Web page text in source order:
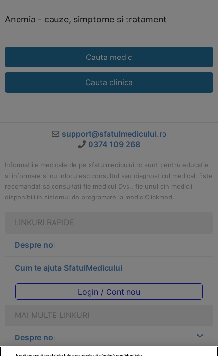
Anemia - cauze, simptome si tratament
Cauta medic
Cauta clinica
support@sfatulmedicului.ro
0374 109 268
Informatiile medicale de pe sfatulmedicului.ro sunt pentru educatie
si informare si nu inlocuiesc consultul sau diagnosticul medical. Este
recomandat sa consultati fie medicul Dvs., fie unul din medicii
disponibili in sistemul de programare la medic Clickmed.
LINKURI RAPIDE
Despre noi
Cum te ajuta SfatulMedicului
Login / Cont nou
MAI MULTE LINKURI
Despre noi